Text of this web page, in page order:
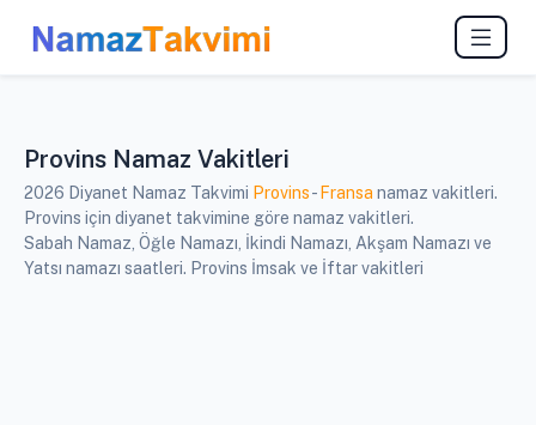
Provins Namaz Vakitleri
2026 Diyanet Namaz Takvimi Provins- Fransa namaz vakitleri.
Provins için diyanet takvimine göre namaz vakitleri.
Sabah Namaz, Öğle Namazı, İkindi Namazı, Akşam Namazı ve
Yatsı namazı saatleri. Provins İmsak ve İftar vakitleri